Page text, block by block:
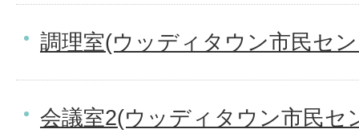
調理室(ウッディタウン市民セ
会議室2(ウッディタウン市民セ